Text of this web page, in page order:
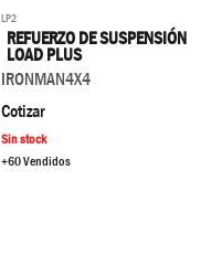
LP2
REFUERZO DE SUSPENSIÓN
LOAD PLUS
IRONMAN4X4
Cotizar
Sin stock
+60 Vendidos